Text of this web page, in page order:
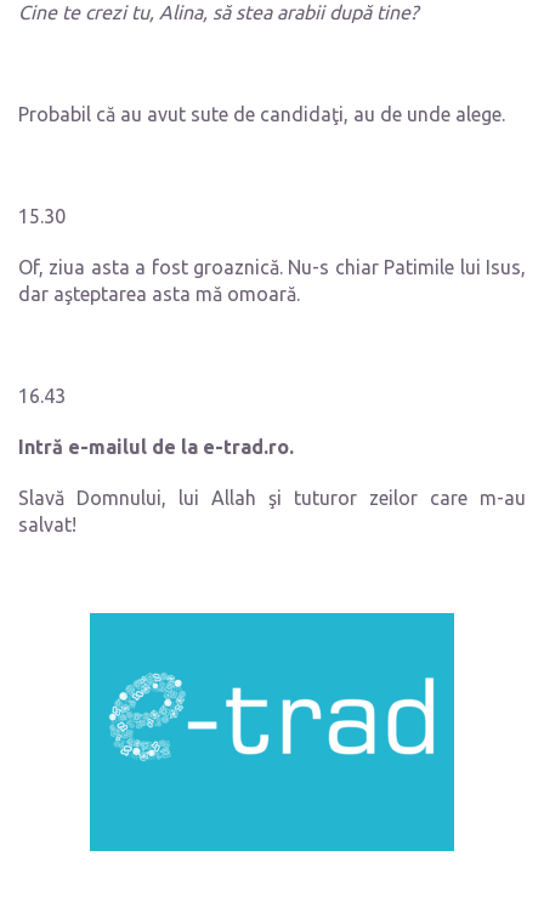
Cine te crezi tu, Alina, să stea arabii după tine?
Probabil că au avut sute de candidaţi, au de unde alege.
15.30
Of, ziua asta a fost groaznică. Nu-s chiar Patimile lui Isus,
dar aşteptarea asta mă omoară.
16.43
Intră e-mailul de la e-trad.ro.
Slavă Domnului, lui Allah şi tuturor zeilor care m-au
salvat!